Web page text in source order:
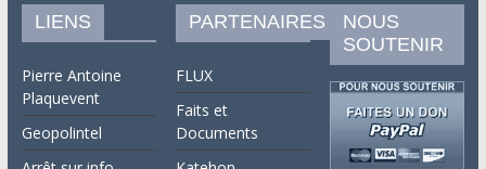
LIENS
Pierre Antoine
Plaquevent
Geopolintel
PARTENAIRES
FLUX
Faits et
Documents
NOUS
SOUTENIR